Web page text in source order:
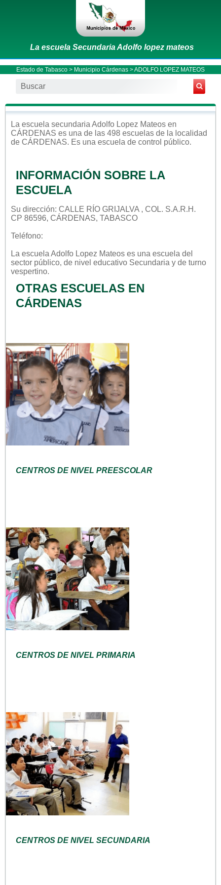
La escuela Secundaria Adolfo lopez mateos
Estado de Tabasco > Municipio Cárdenas > ADOLFO LOPEZ MATEOS
La escuela secundaria Adolfo Lopez Mateos en
CÁRDENAS es una de las 498 escuelas de la localidad
de CÁRDENAS. Es una escuela de control público.
INFORMACIÓN SOBRE LA
ESCUELA
Su dirección: CALLE RÍO GRIJALVA , COL. S.A.R.H.
CP 86596, CÁRDENAS, TABASCO
Teléfono:
La escuela Adolfo Lopez Mateos es una escuela del
sector público, de nivel educativo Secundaria y de turno
vespertino.
OTRAS ESCUELAS EN
CÁRDENAS
CENTROS DE NIVEL PREESCOLAR
CENTROS DE NIVEL PRIMARIA
CENTROS DE NIVEL SECUNDARIA